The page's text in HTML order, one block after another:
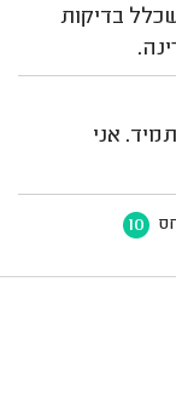
בדיקות
אני
10